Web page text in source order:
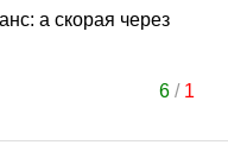
а скорая через
6/ 1